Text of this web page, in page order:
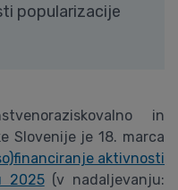
popularizacije
in
Slovenije je 18. marca
aktivnosti
2025(v nadaljevanju: